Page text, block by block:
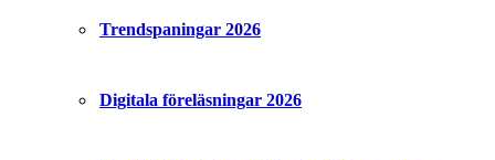
Trendspaningar 2026
Digitala föreläsningar 2026